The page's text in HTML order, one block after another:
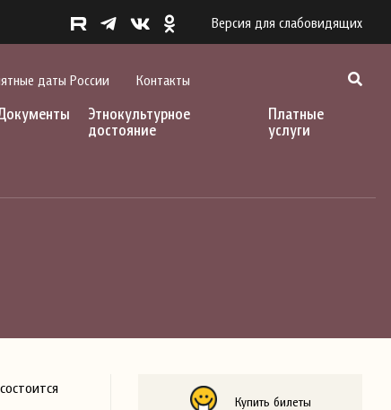
Версия для слабовидящих
даты России Контакты
Этнокультурное
достояние
Платные
услуги
Купить билеты